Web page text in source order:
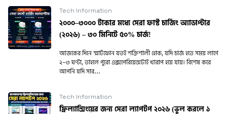
Tech Information
২০০০–৩০০০ টাকার মধ্যে সেরা ফাস্ট চার্জিং অ্যাডাপ্টার
(২০২৬) – ৩০ মিনিটে ৫০% চার্জ!
আজকের দিনে স্মার্টফোন যতই শক্তিশালী হোক, যদি চার্জ হতে সময় লাগে
২–৩ ঘণ্টা, তাহলে পুরো এক্সপেরিয়েন্সটাই খারাপ হয়ে যায়। বিশেষ করে
আপনি যদি সার...
Tech Information
ফ্রিল্যান্সিংয়ের জন্য সেরা ল্যাপটপ ২০২৬ (ভুল করলে ১